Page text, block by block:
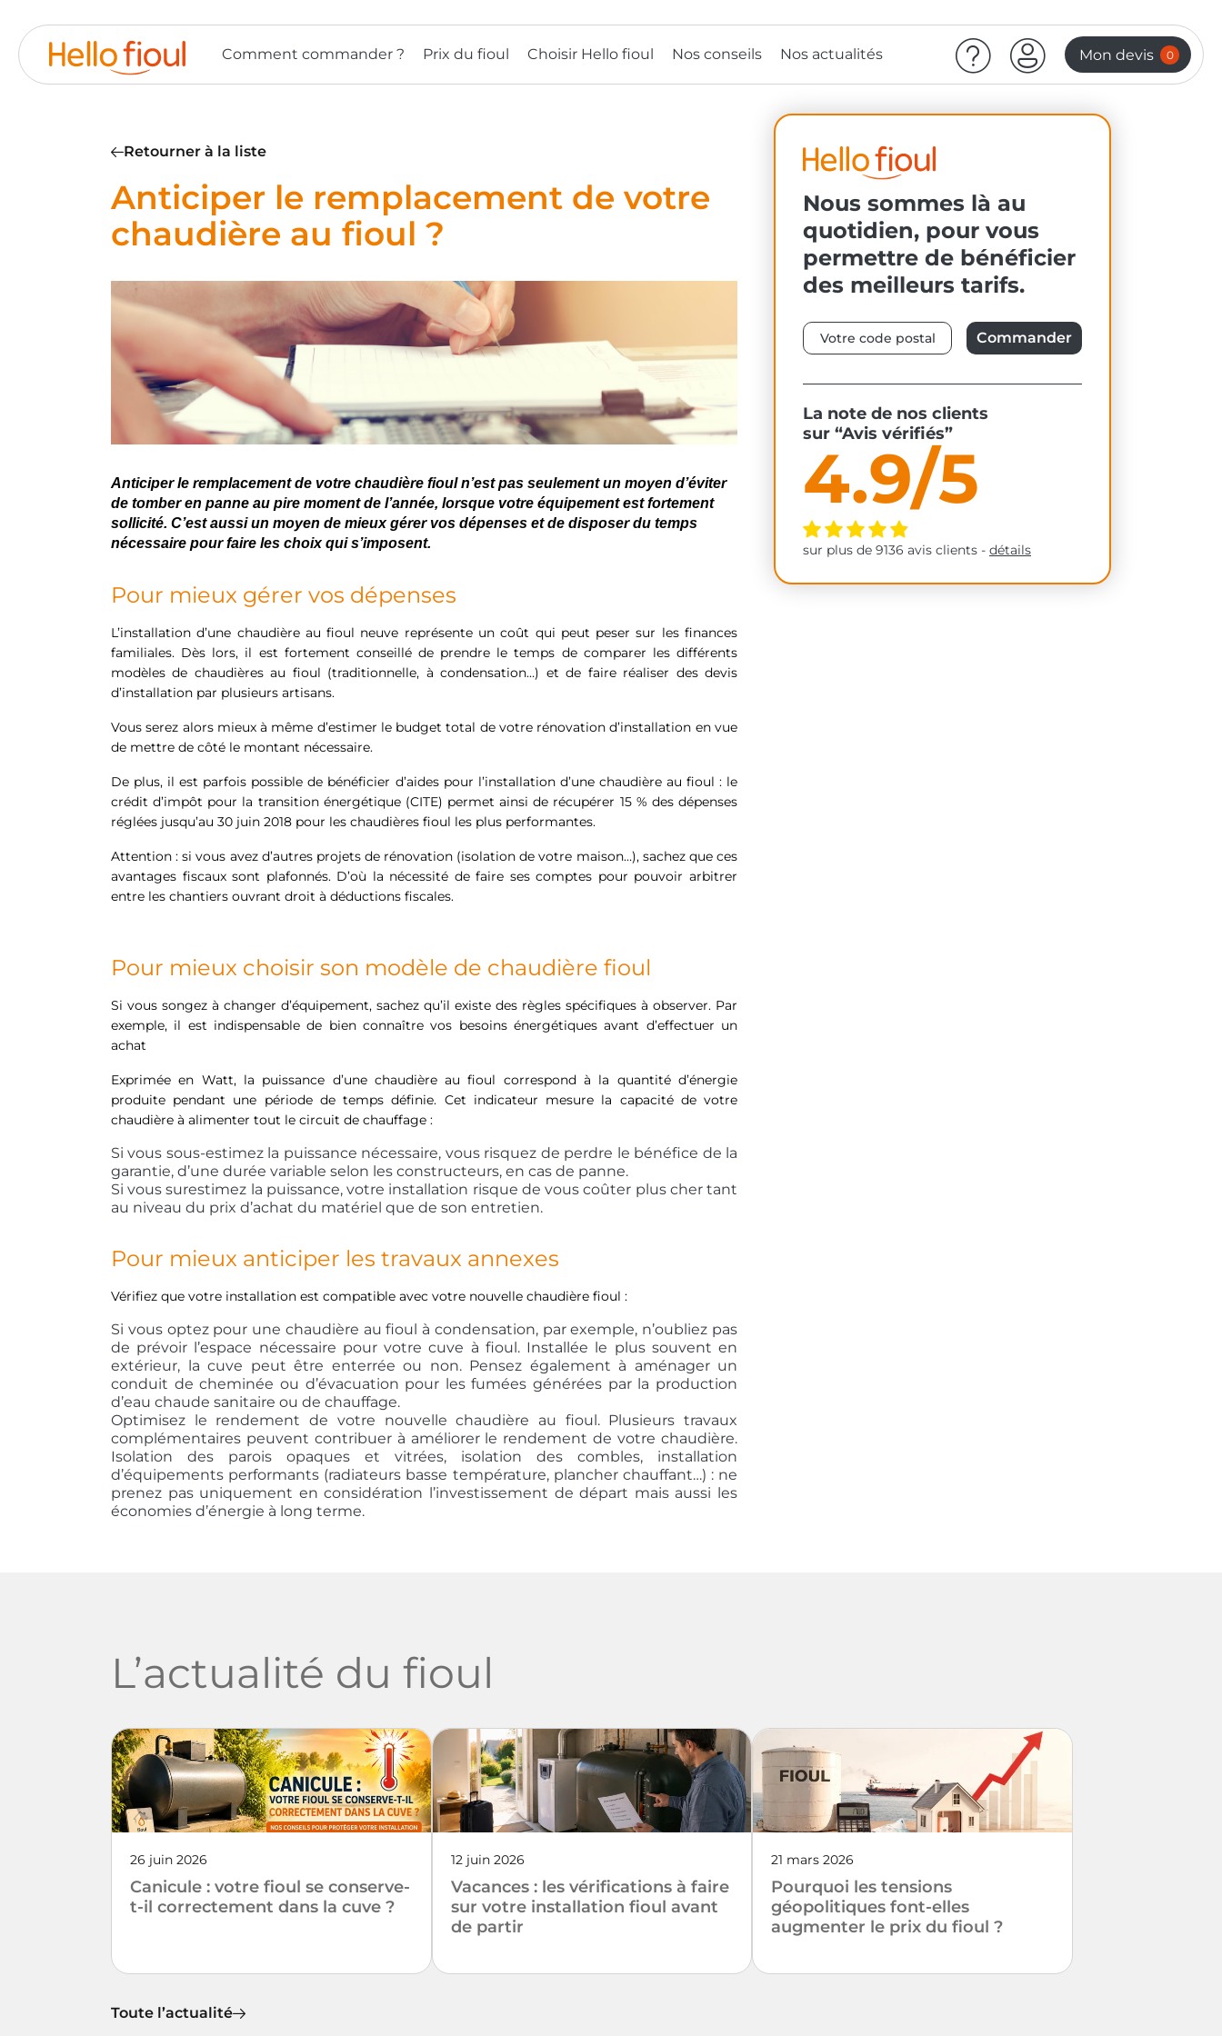
Comment commander ? Prix du fioul Choisir Hello fioul Nos conseils Nos actualités Mon devis 0
Nous sommes là au
quotidien, pour vous
permettre de bénéficier
des meilleurs tarifs.
La note de nos clients
sur “Avis vérifiés”
4.9/5
sur plus de 9136 avis clients - détails
Retourner à la liste
Anticiper le remplacement de votre
chaudière au fioul ?
Anticiper le remplacement de votre chaudière fioul n’est pas seulement un moyen d’éviter
de tomber en panne au pire moment de l’année, lorsque votre équipement est fortement
sollicité. C’est aussi un moyen de mieux gérer vos dépenses et de disposer du temps
nécessaire pour faire les choix qui s’imposent.
Pour mieux gérer vos dépenses
L’installation d’une chaudière au fioul neuve représente un coût qui peut peser sur les finances
familiales. Dès lors, il est fortement conseillé de prendre le temps de comparer les différents
modèles de chaudières au fioul (traditionnelle, à condensation…) et de faire réaliser des devis
d’installation par plusieurs artisans.
Vous serez alors mieux à même d’estimer le budget total de votre rénovation d’installation en vue
de mettre de côté le montant nécessaire.
De plus, il est parfois possible de bénéficier d’aides pour l’installation d’une chaudière au fioul : le
crédit d’impôt pour la transition énergétique (CITE) permet ainsi de récupérer 15 % des dépenses
réglées jusqu’au 30 juin 2018 pour les chaudières fioul les plus performantes.
Attention : si vous avez d’autres projets de rénovation (isolation de votre maison…), sachez que ces
avantages fiscaux sont plafonnés. D’où la nécessité de faire ses comptes pour pouvoir arbitrer
entre les chantiers ouvrant droit à déductions fiscales.
Pour mieux choisir son modèle de chaudière fioul
Si vous songez à changer d’équipement, sachez qu’il existe des règles spécifiques à observer. Par
exemple, il est indispensable de bien connaître vos besoins énergétiques avant d’effectuer un
achat
Exprimée en Watt, la puissance d’une chaudière au fioul correspond à la quantité d’énergie
produite pendant une période de temps définie. Cet indicateur mesure la capacité de votre
chaudière à alimenter tout le circuit de chauffage :
Si vous sous-estimez la puissance nécessaire, vous risquez de perdre le bénéfice de la
garantie, d’une durée variable selon les constructeurs, en cas de panne.
Si vous surestimez la puissance, votre installation risque de vous coûter plus cher tant
au niveau du prix d’achat du matériel que de son entretien.
Pour mieux anticiper les travaux annexes
Vérifiez que votre installation est compatible avec votre nouvelle chaudière fioul :
Si vous optez pour une chaudière au fioul à condensation, par exemple, n’oubliez pas
de prévoir l’espace nécessaire pour votre cuve à fioul. Installée le plus souvent en
extérieur, la cuve peut être enterrée ou non. Pensez également à aménager un
conduit de cheminée ou d’évacuation pour les fumées générées par la production
d’eau chaude sanitaire ou de chauffage.
Optimisez le rendement de votre nouvelle chaudière au fioul. Plusieurs travaux
complémentaires peuvent contribuer à améliorer le rendement de votre chaudière.
Isolation des parois opaques et vitrées, isolation des combles, installation
d’équipements performants (radiateurs basse température, plancher chauffant…) : ne
prenez pas uniquement en considération l’investissement de départ mais aussi les
économies d’énergie à long terme.
L’actualité du fioul
26 juin 2026
Canicule : votre fioul se conserve-
t-il correctement dans la cuve ?
12 juin 2026
Vacances : les vérifications à faire
sur votre installation fioul avant
de partir
21 mars 2026
Pourquoi les tensions
géopolitiques font-elles
augmenter le prix du fioul ?
Toute l’actualité